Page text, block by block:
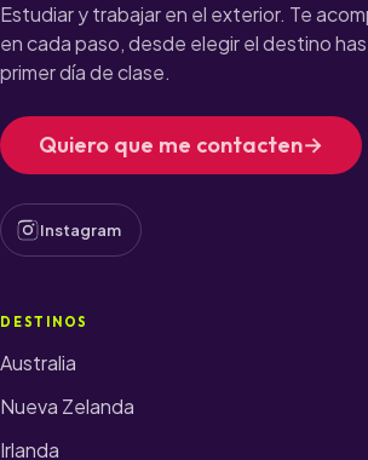
Estudiar y trabajar en el exterior. Te
en cada paso, desde elegir el destino
primer día de clase.
Quiero que me contacten→
Instagram
(se abre en una pestaña nueva)
DESTINOS
Australia
Nueva Zelanda
Irlanda